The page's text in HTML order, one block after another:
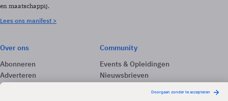
en maatschappij.
Lees ons manifest >
Over ons
Abonneren
Adverteren
Contact
Community
Events & Opleidingen
Nieuwsbrieven